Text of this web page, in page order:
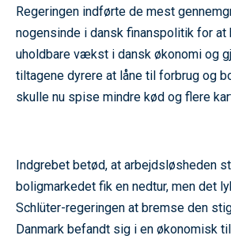
Regeringen indførte de mest
nogensinde i dansk finanspolitik for at
uholdbare vækst i dansk økonomi og
tiltagene dyrere at låne til forbrug og
skulle nu spise mindre kød og flere
Indgrebet betød, at arbejdsløsheden
boligmarkedet fik en nedtur, men det
Schlüter-regeringen at bremse den
Danmark befandt sig i en økonomisk